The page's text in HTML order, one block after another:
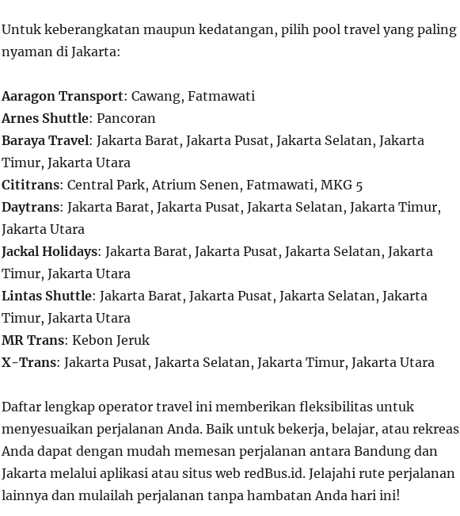
Untuk keberangkatan maupun kedatangan, pilih pool travel yang paling
nyaman di Jakarta:
Aaragon Transport: Cawang, Fatmawati
Arnes Shuttle: Pancoran
Baraya Travel: Jakarta Barat, Jakarta Pusat, Jakarta Selatan, Jakarta
Timur, Jakarta Utara
Cititrans: Central Park, Atrium Senen, Fatmawati, MKG 5
Daytrans: Jakarta Barat, Jakarta Pusat, Jakarta Selatan, Jakarta Timur,
Jakarta Utara
Jackal Holidays: Jakarta Barat, Jakarta Pusat, Jakarta Selatan, Jakarta
Timur, Jakarta Utara
Lintas Shuttle: Jakarta Barat, Jakarta Pusat, Jakarta Selatan, Jakarta
Timur, Jakarta Utara
MR Trans: Kebon Jeruk
X-Trans: Jakarta Pusat, Jakarta Selatan, Jakarta Timur, Jakarta Utara
Daftar lengkap operator travel ini memberikan fleksibilitas untuk
menyesuaikan perjalanan Anda. Baik untuk bekerja, belajar, atau
Anda dapat dengan mudah memesan perjalanan antara Bandung dan
Jakarta melalui aplikasi atau situs web redBus.id. Jelajahi rute perjalanan
lainnya dan mulailah perjalanan tanpa hambatan Anda hari ini!